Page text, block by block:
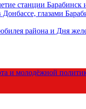
станции Барабинск
глазами
района и Дня
молодёжной